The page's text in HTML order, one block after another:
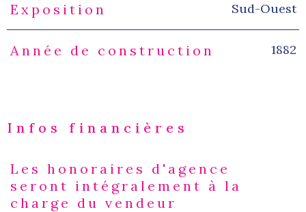
Exposition Sud-Ouest
Année de construction 1882
Infos financières
Caractéristiques Valeurs
Les honoraires d'agence
seront intégralement à la
charge du vendeur